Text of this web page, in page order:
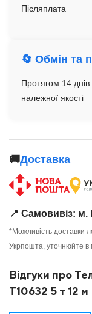
Післяплата
🔄 Обмін та
Протягом 14
належної якості
🚚Доставка
📍 Самовивіз: м.
*Можливість доставки
Укрпошта, уточнюйте
Відгуки про
Т10632 5 т 12 м